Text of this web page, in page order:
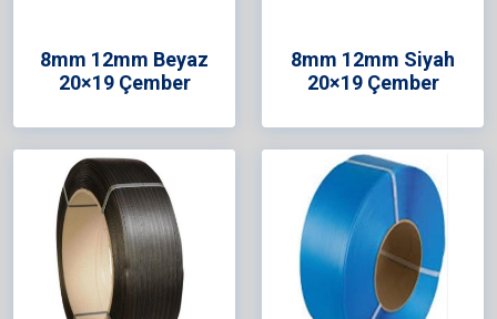
8mm 12mm Beyaz
20×19 Çember
8mm 12mm Siyah
20×19 Çember